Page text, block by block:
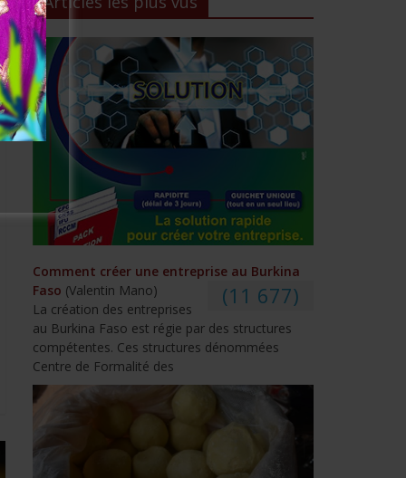
Comment créer une entreprise au Burkina
Faso (Valentin Mano) (11 677)
La création des entreprises
au Burkina Faso est régie par des structures
compétentes. Ces structures dénommées
Centre de Formalité des